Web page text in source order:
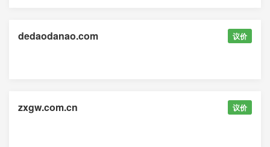
dedaodanao.com 议价
zxgw.com.cn 议价